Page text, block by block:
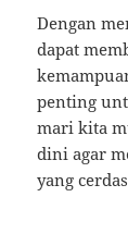
Dengan
dapat
penting
mari kita
dini agar
yang